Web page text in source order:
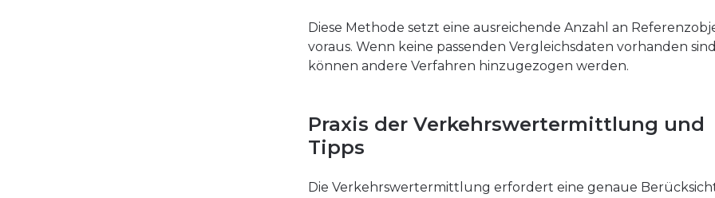
Diese Methode setzt eine ausreichende Anzahl an
voraus. Wenn keine passenden Vergleichsdaten vorhanden
können andere Verfahren hinzugezogen werden.
Praxis der Verkehrswertermittlung und
Tipps
Die Verkehrswertermittlung erfordert eine genaue